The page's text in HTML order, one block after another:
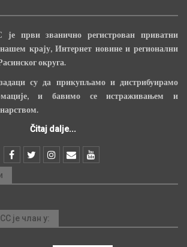
први званично регистрован приватни
крају, Интернет новине и регионални
округа.
су да прикупљамо и дистрибуирамо
и бавимо се истраживањем и
Čitaj dalje...
је члан у: